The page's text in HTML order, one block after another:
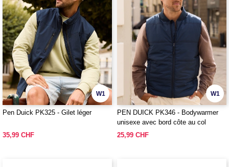
W1
Pen Duick PK325 - Gilet léger
35,99 CHF
W1
PEN DUICK PK346 - Bodywarmer
unisexe avec bord côte au col
25,99 CHF